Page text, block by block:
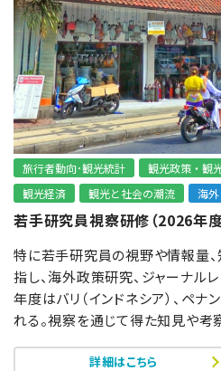
旅行者動向･観光統計 観光政策・観
観光経済
観光と社会の潮流 海外
若手研究員視察研修（2026年度
特に若手研究員の視野や情報量
指し、海外政策研究、ジャーナル
年度はバリ（インドネシア）、ペナ
れる。視察を通じて得た知見や考
詳細はこちら